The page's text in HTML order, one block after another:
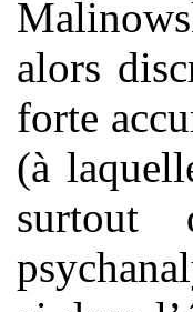
alors
forte
(à
surtout